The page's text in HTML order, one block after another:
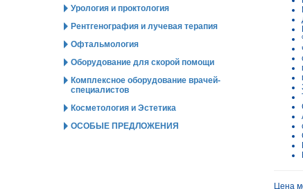
Цена
Урология и проктология
Рентгенография и лучевая терапия
Офтальмология
Оборудование для скорой помощи
Комплексное оборудование врачей-
специалистов
Косметология и Эстетика
ОСОБЫЕ ПРЕДЛОЖЕНИЯ